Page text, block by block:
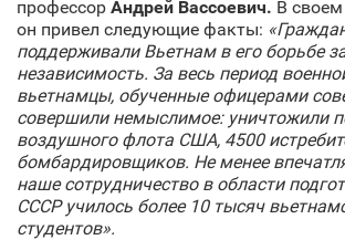
профессор Андрей Вассоевич. В
он привел следующие факты:
поддерживали Вьетнам в его борьбе
независимость. За весь период
вьетнамцы, обученные офицерами
совершили немыслимое: уничтожили
воздушного флота США, 4500
бомбардировщиков. Не менее
наше сотрудничество в области
СССР училось более 10 тысяч
студентов».